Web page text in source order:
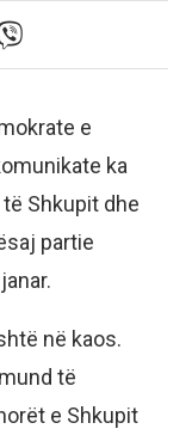
e
ka
Shkupit dhe
partie
në kaos.
të
e Shkupit